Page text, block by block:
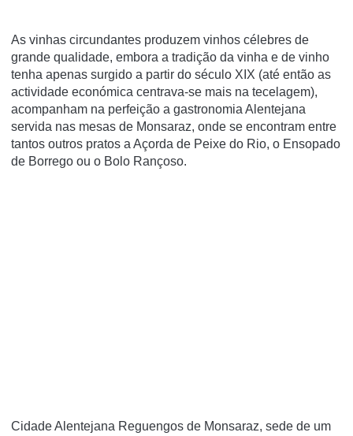
As vinhas circundantes produzem vinhos célebres de
grande qualidade, embora a tradição da vinha e de vinho
tenha apenas surgido a partir do século XIX (até então as
actividade económica centrava-se mais na tecelagem),
acompanham na perfeição a gastronomia Alentejana
servida nas mesas de Monsaraz, onde se encontram entre
tantos outros pratos a Açorda de Peixe do Rio, o Ensopado
de Borrego ou o Bolo Rançoso.
Cidade Alentejana Reguengos de Monsaraz, sede de um